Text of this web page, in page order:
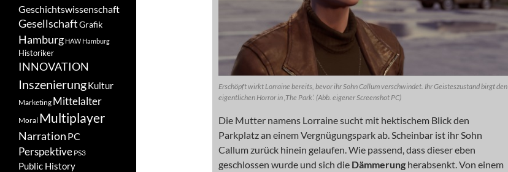
Erschöpft wirkt Lorraine bereits, bevor ihr Sohn Callum verschwindet. Ihr Geisteszustand birgt den
eigentlichen Horror in ‚The Park‘. (Abb. eigener Screenshot PC)
Die Mutter namens Lorraine sucht mit hektischem Blick den
Parkplatz an einem Vergnügungspark ab. Scheinbar ist ihr Sohn
Callum zurück hinein gelaufen. Wie passend, dass dieser eben
geschlossen wurde und sich die Dämmerung herabsenkt. Von einem
Geschichtswissenschaft
GesellschaftGrafik
Hamburg HAW Hamburg
Historiker
INNOVATION
InszenierungKultur
Marketing Mittelalter
Moral Multiplayer
Narration PC
Perspektive PS3
Public History